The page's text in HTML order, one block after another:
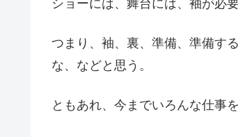
ショーには、舞台には、袖が必要
つまり、袖、裏、準備、準備す
な、などと思う。
ともあれ、今までいろんな仕事